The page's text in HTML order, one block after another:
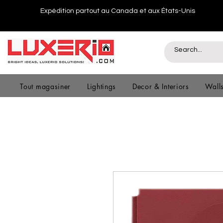
Expédition partout au Canada et aux États-Unis
Tout magasiner Lightings Decor & Interiors